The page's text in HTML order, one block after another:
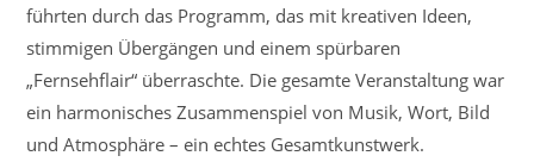
führten durch das Programm, das mit kreativen Ideen,
stimmigen Übergängen und einem spürbaren
„Fernsehflair“ überraschte. Die gesamte Veranstaltung war
ein harmonisches Zusammenspiel von Musik, Wort, Bild
und Atmosphäre – ein echtes Gesamtkunstwerk.